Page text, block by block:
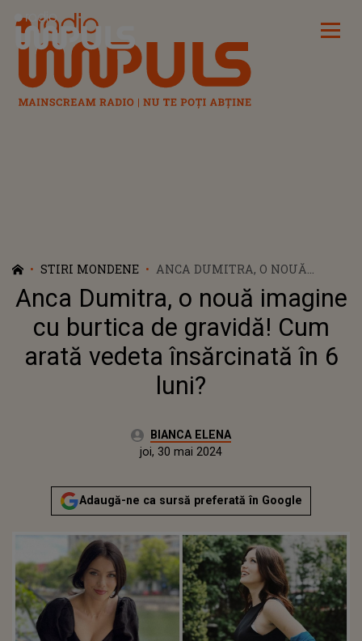
Radio Impuls
STIRI MONDENE
ANCA DUMITRA, O NOUĂ
IMAGINE CU BURTICA DE
GRAVIDĂ! CUM ARATĂ VEDETA
ÎNSĂRCINATĂ ÎN 6 LUNI?
Anca Dumitra, o nouă imagine
cu burtica de gravidă! Cum
arată vedeta însărcinată în 6
luni?
Autor:BIANCA ELENA
Publicat:
joi, 30 mai 2024
Adaugă-ne ca sursă preferată în Google